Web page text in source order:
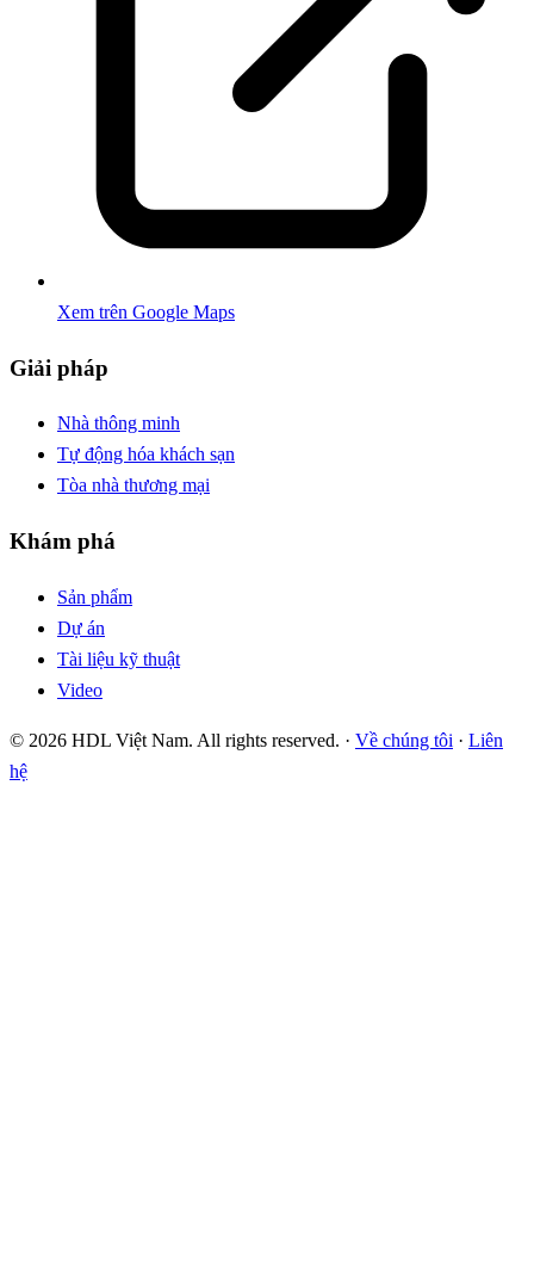
Xem trên Google Maps
Giải pháp
Nhà thông minh
Tự động hóa khách sạn
Tòa nhà thương mại
Khám phá
Sản phẩm
Dự án
Tài liệu kỹ thuật
Video
© 2026 HDL Việt Nam. All rights reserved. · Về chúng tôi · Liên
hệ